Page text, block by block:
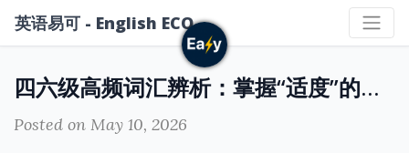
英语易可 - English ECO
四六级高频词汇辨析：掌握“适度”的艺术，Moderate与Modest的精妙区分
Posted on May 10, 2026